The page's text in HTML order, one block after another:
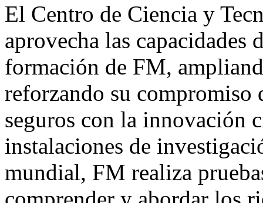
El Centro de Ciencia y
aprovecha las
formación de FM,
reforzando su compromiso
seguros con la innovación
instalaciones de
mundial, FM realiza